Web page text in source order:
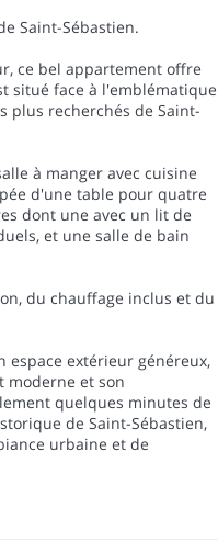
Saint-Sébastien.
ce bel appartement offre
situé face à l'emblématique
plus recherchés de Saint-
à manger avec cuisine
d'une table pour quatre
dont une avec un lit de
et une salle de bain
du chauffage inclus et du
espace extérieur généreux,
moderne et son
quelques minutes de
de Saint-Sébastien,
urbaine et de